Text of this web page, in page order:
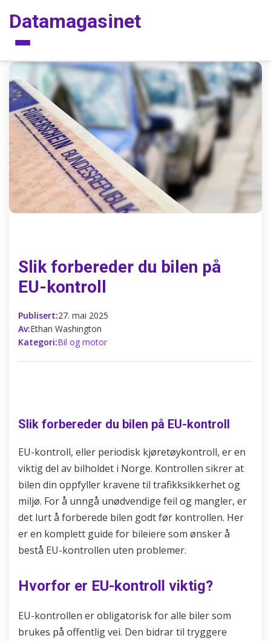
Datamagasinet
Meny
Slik forbereder du bilen på
EU-kontroll
Publisert:27. mai 2025
Av:Ethan Washington
Kategori:Bil og motor
Slik forbereder du bilen på EU-kontroll
EU-kontroll, eller periodisk kjøretøykontroll, er en
viktig del av bilholdet i Norge. Kontrollen sikrer at
bilen din oppfyller kravene til trafikksikkerhet og
miljø. For å unngå unødvendige feil og mangler, er
det lurt å forberede bilen godt før kontrollen. Her
er en komplett guide for bileiere som ønsker å
bestå EU-kontrollen uten problemer.
Hvorfor er EU-kontroll viktig?
EU-kontrollen er obligatorisk for alle biler som
brukes på offentlig vei. Den bidrar til tryggere